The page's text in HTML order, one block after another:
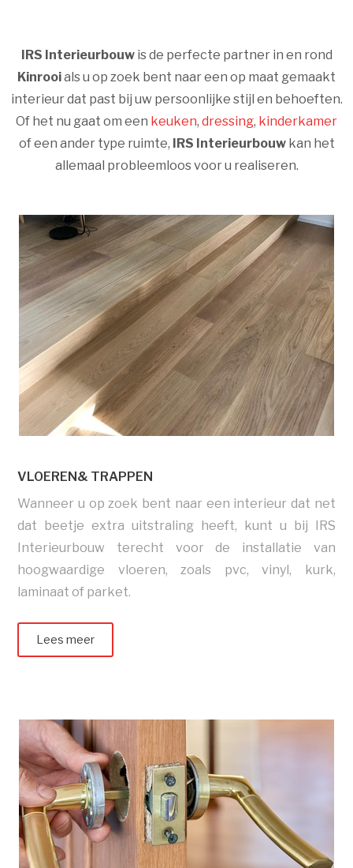
IRS Interieurbouwis de perfecte partner in en rond
Kinrooials u op zoek bent naar een op maat gemaakt
interieur dat past bij uw persoonlijke stijl en behoeften.
Of het nu gaat om een keuken, dressing, kinderkamer
of een ander type ruimte, IRS Interieurbouw kan het
allemaal probleemloos voor u realiseren.
VLOEREN& TRAPPEN
Wanneer u op zoek bent naar een interieur dat net
dat beetje extra uitstraling heeft, kunt u bij IRS
Interieurbouw terecht voor de installatie van
hoogwaardige vloeren, zoals pvc, vinyl, kurk,
laminaat of parket.
Lees meer